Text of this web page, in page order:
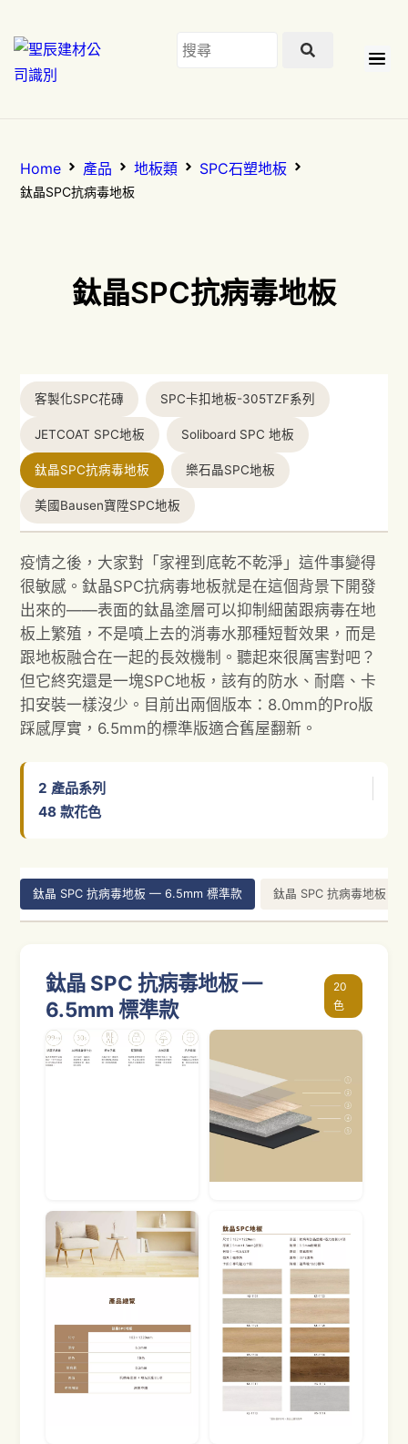
Home 產品 地板類 SPC石塑地板
鈦晶SPC抗病毒地板
鈦晶SPC抗病毒地板
客製化SPC花磚 SPC卡扣地板-305TZF系列
JETCOAT SPC地板 Soliboard SPC 地板
鈦晶SPC抗病毒地板 樂石晶SPC地板
美國Bausen寶陞SPC地板
疫情之後，大家對「家裡到底乾不乾淨」這件事變得
很敏感。鈦晶SPC抗病毒地板就是在這個背景下開發
出來的——表面的鈦晶塗層可以抑制細菌跟病毒在地
板上繁殖，不是噴上去的消毒水那種短暫效果，而是
跟地板融合在一起的長效機制。聽起來很厲害對吧？
但它終究還是一塊SPC地板，該有的防水、耐磨、卡
扣安裝一樣沒少。目前出兩個版本：8.0mm的Pro版
踩感厚實，6.5mm的標準版適合舊屋翻新。
2 產品系列
48 款花色
鈦晶 SPC 抗病毒地板 — 6.5mm 標準款 鈦晶 SPC 抗病毒地板 —
鈦晶 SPC 抗病毒地板 —
6.5mm 標準款
20
色